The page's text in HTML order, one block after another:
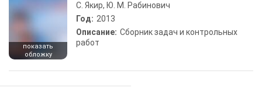
показать
обложку
С. Якир, Ю. М. Рабинович
Год: 2013
Описание: Сборник задач и контрольных
работ